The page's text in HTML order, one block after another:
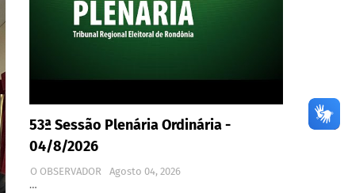
53ª Sessão Plenária Ordinária -
04/8/2026
O OBSERVADOR
Agosto 04, 2026
…